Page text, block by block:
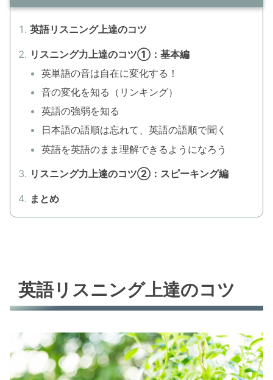
英語リスニング上達のコツ
リスニング力上達のコツ①：基本編
英単語の音は自在に変化する！
音の変化を知る（リンキング）
英語の強弱を知る
日本語の語順は忘れて、英語の語順で聞く
英語を英語のまま理解できるようになろう
リスニング力上達のコツ②：スピーキング編
まとめ
英語リスニング上達のコツ